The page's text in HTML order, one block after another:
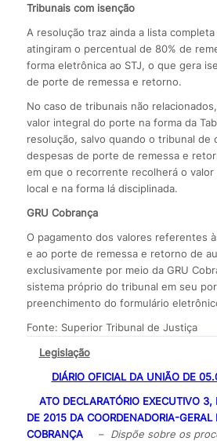
Tribunais com isenção
A resolução traz ainda a lista
atingiram o percentual de 80% de
forma eletrônica ao STJ, o que gera
de porte de remessa e retorno.
No caso de tribunais não
valor integral do porte na forma da
resolução, salvo quando o tribunal de
despesas de porte de remessa e
em que o recorrente recolherá o valor
local e na forma lá disciplinada.
GRU Cobrança
O pagamento dos valores referentes
e ao porte de remessa e retorno de
exclusivamente por meio da GRU
sistema próprio do tribunal em seu
preenchimento do formulário
Fonte: Superior Tribunal de Justiça
Legislação
DIÁRIO OFICIAL DA UNIÃO DE
ATO DECLARATÓRIO EXECUTIVO 3,
DE 2015 DA COORDENADORIA-GERAL
COBRANÇA
– Dispõe sobre os